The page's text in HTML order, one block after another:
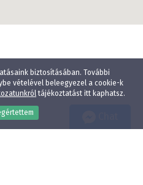
biztosításában. További
vételével beleegyezel a cookie-k
tájékoztatást itt kaphatsz.